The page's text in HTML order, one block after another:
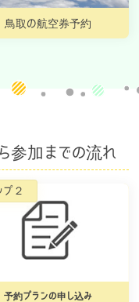
鳥取の航空券予約
参加までの流れ
予約プランの申し込み